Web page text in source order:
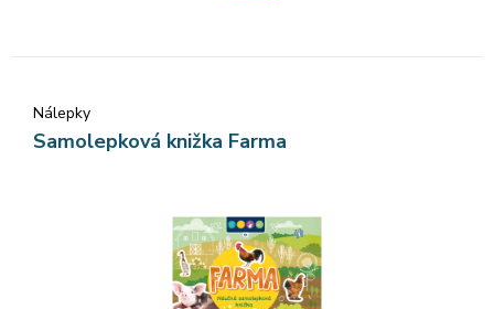
Nálepky
Samolepková knižka Farma